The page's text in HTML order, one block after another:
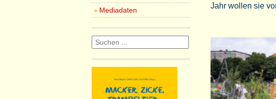
Jahr wollen sie
Mediadaten